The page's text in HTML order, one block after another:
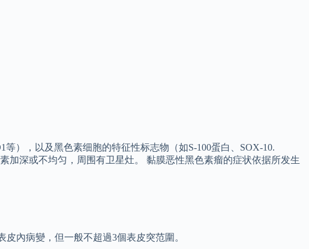
），以及黑色素细胞的特征性标志物（如S-100蛋白、SOX-10.
加深或不均匀，周围有卫星灶。 黏膜恶性黑色素瘤的症状依据所发生
內病變，但一般不超過3個表皮突范圍。